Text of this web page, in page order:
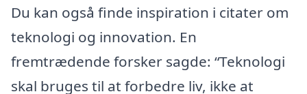
Du kan også finde inspiration i citater om
teknologi og innovation. En
fremtrædende forsker sagde: “Teknologi
skal bruges til at forbedre liv, ikke at